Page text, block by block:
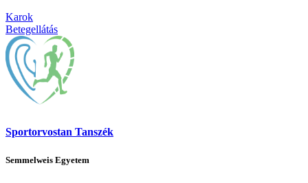
Karok
Betegellátás
Sportorvostan Tanszék
Semmelweis Egyetem